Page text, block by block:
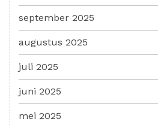
september 2025
augustus 2025
juli 2025
juni 2025
mei 2025